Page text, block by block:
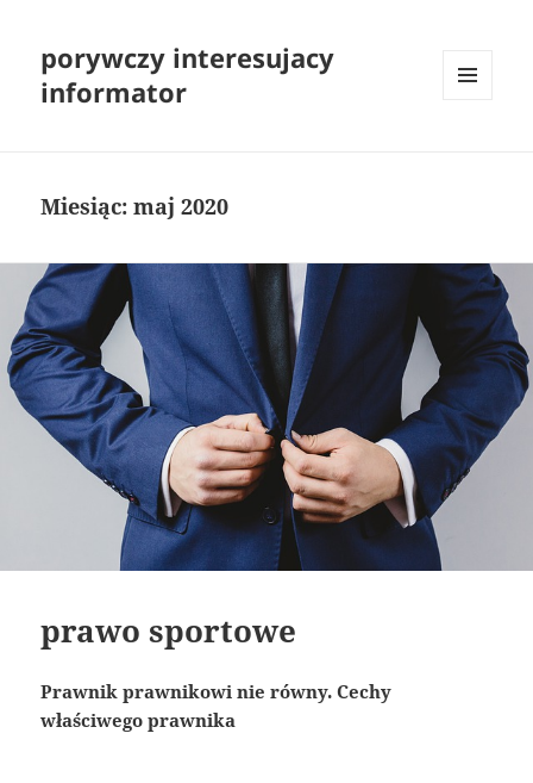
porywczy interesujacy
informator
Miesiąc:maj 2020
prawo sportowe
Prawnik prawnikowi nie równy. Cechy
właściwego prawnika